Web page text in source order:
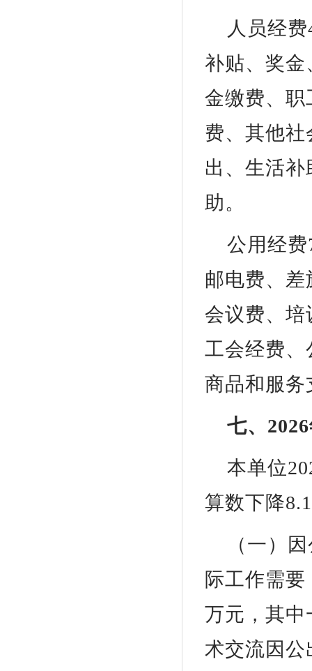
人员经
补贴、奖金
金缴费、职
费、其他
出、生活
助。
公用经
邮电费、
会议费、培
工会经费、
商品和服务
七、
本单位
算数下降
（一）
际工作需
万元，其中
术交流因公